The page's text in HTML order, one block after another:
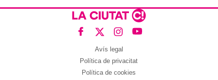
Avís legal
Política de privacitat
Política de cookies